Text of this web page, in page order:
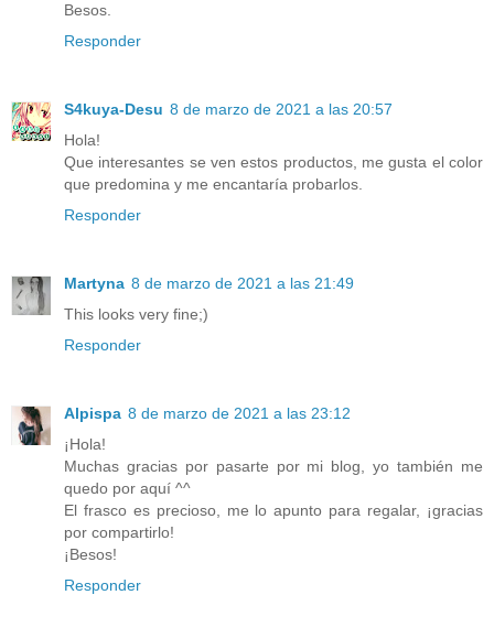
Besos.
Responder
S4kuya-Desu 8 de marzo de 2021 a las 20:57
Hola!
Que interesantes se ven estos productos, me gusta el color
que predomina y me encantaría probarlos.
Responder
Martyna 8 de marzo de 2021 a las 21:49
This looks very fine;)
Responder
Alpispa 8 de marzo de 2021 a las 23:12
¡Hola!
Muchas gracias por pasarte por mi blog, yo también me
quedo por aquí ^^
El frasco es precioso, me lo apunto para regalar, ¡gracias
por compartirlo!
¡Besos!
Responder